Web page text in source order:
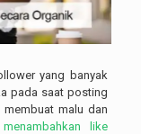
yang banyak
pada saat posting
malu dan
like